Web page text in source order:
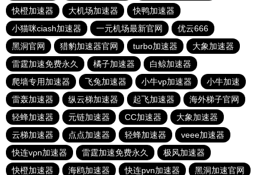
快橙加速器
大机场加速器
快鸭加速器
小猫咪ciash加速器
一元机场最新官网
优云666
黑洞官网
猎豹加速器官网 turbo加速器
大象加速器
雷霆加速免费永久
橘子加速器
白鲸加速器
爬墙专用加速器
飞兔加速器 小牛vp加速器
小牛加速
雷轰加速器
纵云梯加速器 起飞加速器
海外梯子官网
轻蜂加速器
元链加速器 CC加速器
大象加速器
云梯加速器
点点加速器 轻蜂加速器
veee加速器
快连vρn加速器
雷霆加速免费永久
极风加速器
快橙加速器
海鸥加速器 快连pvn加速器 黑洞加速官网